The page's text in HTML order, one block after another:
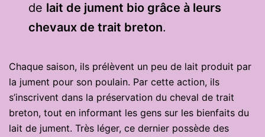
de lait de jument bio grâce à leurs
chevaux de trait breton.
Chaque saison, ils prélèvent un peu de lait produit par
la jument pour son poulain. Par cette action, ils
s’inscrivent dans la préservation du cheval de trait
breton, tout en informant les gens sur les bienfaits du
lait de jument. Très léger, ce dernier possède des